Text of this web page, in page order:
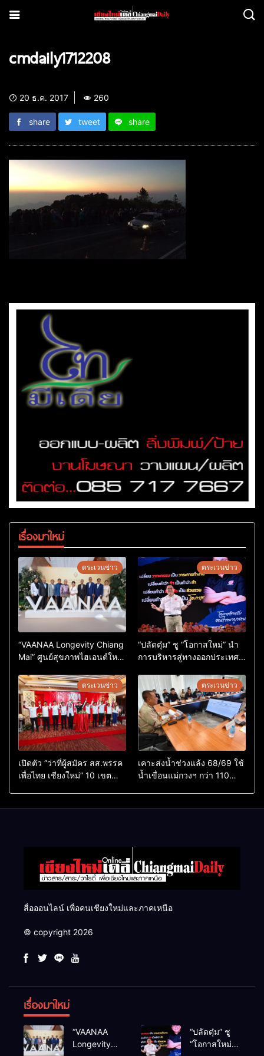
cmdaily1712208
20 ธ.ค. 2017 260
share tweet share
เรื่องมาใหม่
ตระเวนข่าว
“VAANAA Longevity Chiang
Mai” ศูนย์สุขภาพไฮเอนต์ใหญ่
ตระเวนข่าว
“ปลัดตุ๋ม” ชู “โอกาสใหม่” นำ
การบริหารสู่ทางออกประเทศ
ตระเวนข่าว
เปิดตัว “ว่าที่ผู้สมัคร สส.พรรค
เพื่อไทย เชียงใหม่” 10 เขต
ตระเวนข่าว
เคาะส่งน้ำช่วงแล้ง 68/69 ใช้
น้ำเขื่อนแม่กวงฯ กว่า 110
สื่อออนไลน์ เพื่อคนเชียงใหม่และภาคเหนือ
© copyright 2026
เรื่องมาใหม่
“VAANAA
Longevity
“ปลัดตุ๋ม” ชู
“โอกาสใหม่”